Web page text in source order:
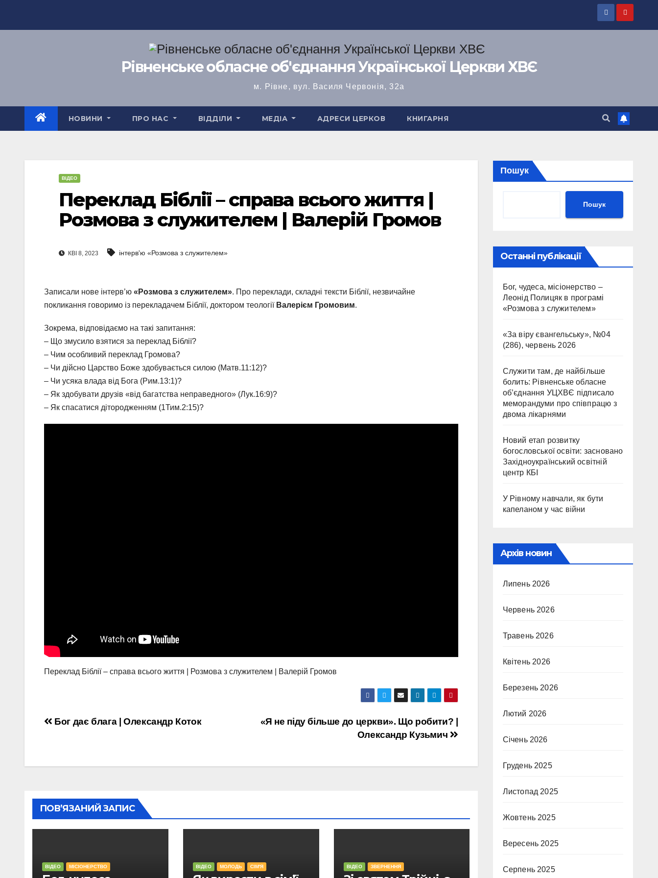
Рівненське обласне об'єднання Української Церкви ХВЄ
м. Рівне, вул. Василя Червонія, 32а
НОВИНИ ПРО НАС ВІДДІЛИ МЕДІА АДРЕСИ ЦЕРКОВ КНИГАРНЯ
ВІДЕО
Переклад Біблії – справа всього життя |
Розмова з служителем | Валерій Громов
КВІ 8, 2023 інтерв'ю «Розмова з служителем»
Записали нове інтерв’ю «Розмова з служителем». Про переклади, складні тексти Біблії, незвичайне
покликання говоримо із перекладачем Біблії, доктором теології Валерієм Громовим.
Зокрема, відповідаємо на такі запитання:
– Що змусило взятися за переклад Біблії?
– Чим особливий переклад Громова?
– Чи дійсно Царство Боже здобувається силою (Матв.11:12)?
– Чи усяка влада від Бога (Рим.13:1)?
– Як здобувати друзів «від багатства неправедного» (Лук.16:9)?
– Як спасатися дітородженням (1Тим.2:15)?
Переклад Біблії – справа всього життя | Розмова з служителем | Валерій Громов
Навігація
«Я не піду більше до церкви». Що робити? |
Олександр Кузьмич
Бог дає блага | Олександр Коток
ПОВ’ЯЗАНИЙ ЗАПИС
ВІДЕО МІСІОНЕРСТВО ВІДЕО МОЛОДЬ СІМ'Я ВІДЕО ЗВЕРНЕННЯ
Пошук
Пошук
Останні публікації
Бог, чудеса, місіонерство –
Леонід Полицяк в програмі
«Розмова з служителем»
«За віру євангельську», №04
(286), червень 2026
Служити там, де найбільше
болить: Рівненське обласне
об’єднання УЦХВЄ підписало
меморандуми про співпрацю з
двома лікарнями
Новий етап розвитку
богословської освіти: засновано
Західноукраїнський освітній
центр КБІ
У Рівному навчали, як бути
капеланом у час війни
Архів новин
Липень 2026
Червень 2026
Травень 2026
Квітень 2026
Березень 2026
Лютий 2026
Січень 2026
Грудень 2025
Листопад 2025
Жовтень 2025
Вересень 2025
Серпень 2025